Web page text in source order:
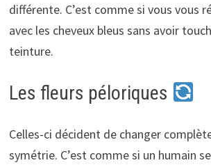
différente. C’est comme si vous vous
avec les cheveux bleus sans avoir
teinture.
Les fleurs péloriques
Celles-ci décident de changer
symétrie. C’est comme si un humain